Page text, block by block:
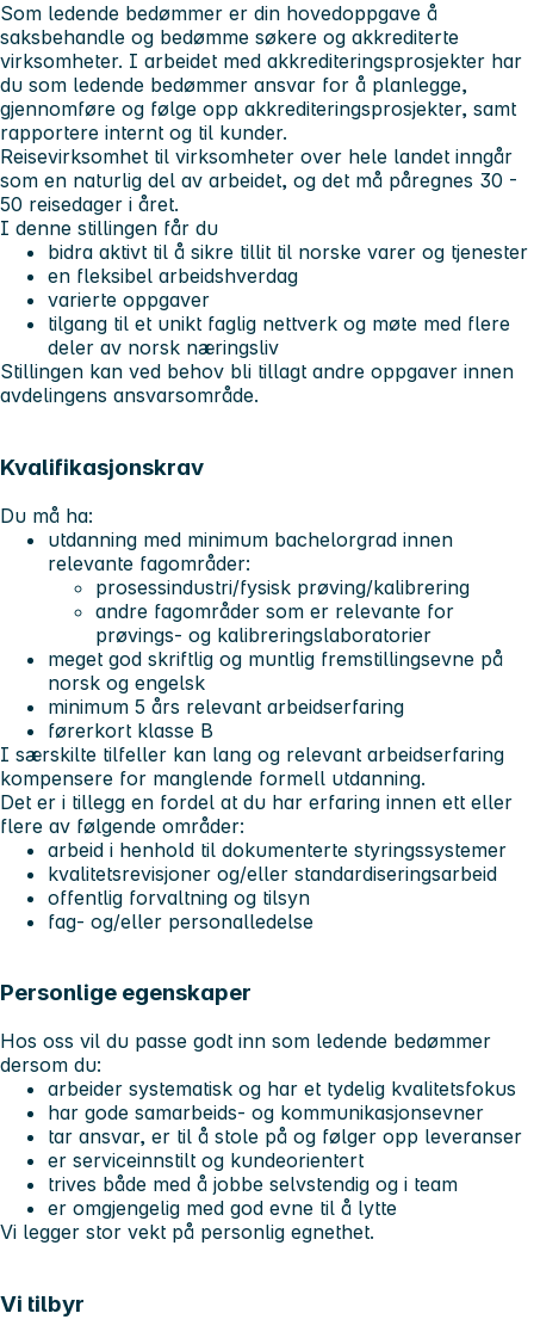
Som ledende bedømmer er din hovedoppgave å
saksbehandle og bedømme søkere og akkrediterte
virksomheter. I arbeidet med akkrediteringsprosjekter har
du som ledende bedømmer ansvar for å planlegge,
gjennomføre og følge opp akkrediteringsprosjekter, samt
rapportere internt og til kunder.
Reisevirksomhet til virksomheter over hele landet inngår
som en naturlig del av arbeidet, og det må påregnes 30 -
50 reisedager i året.
I denne stillingen får du
bidra aktivt til å sikre tillit til norske varer og tjenester
en fleksibel arbeidshverdag
varierte oppgaver
tilgang til et unikt faglig nettverk og møte med flere
deler av norsk næringsliv
Stillingen kan ved behov bli tillagt andre oppgaver innen
avdelingens ansvarsområde.
Kvalifikasjonskrav
Du må ha:
utdanning med minimum bachelorgrad innen
relevante fagområder:
prosessindustri/fysisk prøving/kalibrering
andre fagområder som er relevante for
prøvings- og kalibreringslaboratorier
meget god skriftlig og muntlig fremstillingsevne på
norsk og engelsk
minimum 5 års relevant arbeidserfaring
førerkort klasse B
I særskilte tilfeller kan lang og relevant arbeidserfaring
kompensere for manglende formell utdanning.
Det er i tillegg en fordel at du har erfaring innen ett eller
flere av følgende områder:
arbeid i henhold til dokumenterte styringssystemer
kvalitetsrevisjoner og/eller standardiseringsarbeid
offentlig forvaltning og tilsyn
fag- og/eller personalledelse
Personlige egenskaper
Hos oss vil du passe godt inn som ledende bedømmer
dersom du:
arbeider systematisk og har et tydelig kvalitetsfokus
har gode samarbeids- og kommunikasjonsevner
tar ansvar, er til å stole på og følger opp leveranser
er serviceinnstilt og kundeorientert
trives både med å jobbe selvstendig og i team
er omgjengelig med god evne til å lytte
Vi legger stor vekt på personlig egnethet.
Vi tilbyr